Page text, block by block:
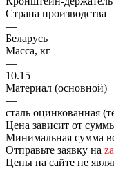
Страна производства
—
Беларусь
Масса, кг
—
10.15
Материал (основной)
—
сталь оцинкованная
Цена зависит от
Минимальная сумма
Отправьте заявку на
Цены на сайте не